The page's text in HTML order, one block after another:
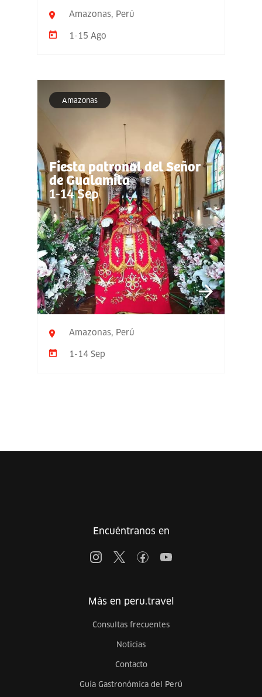
Amazonas, Perú
1-15 Ago
Amazonas
Fiesta patronal del Señor
de Gualamita
1-14 Sep
Amazonas, Perú
1-14 Sep
Encuéntranos en
Más en peru.travel
Consultas frecuentes
Noticias
Contacto
Guía Gastronómica del Perú